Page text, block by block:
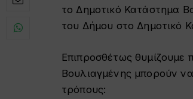
το Δημοτικό Κατάστημα
του Δήμου στο Δημοτικό
Επιπροσθέτως
Βουλιαγμένης μπορούν
τρόπους: